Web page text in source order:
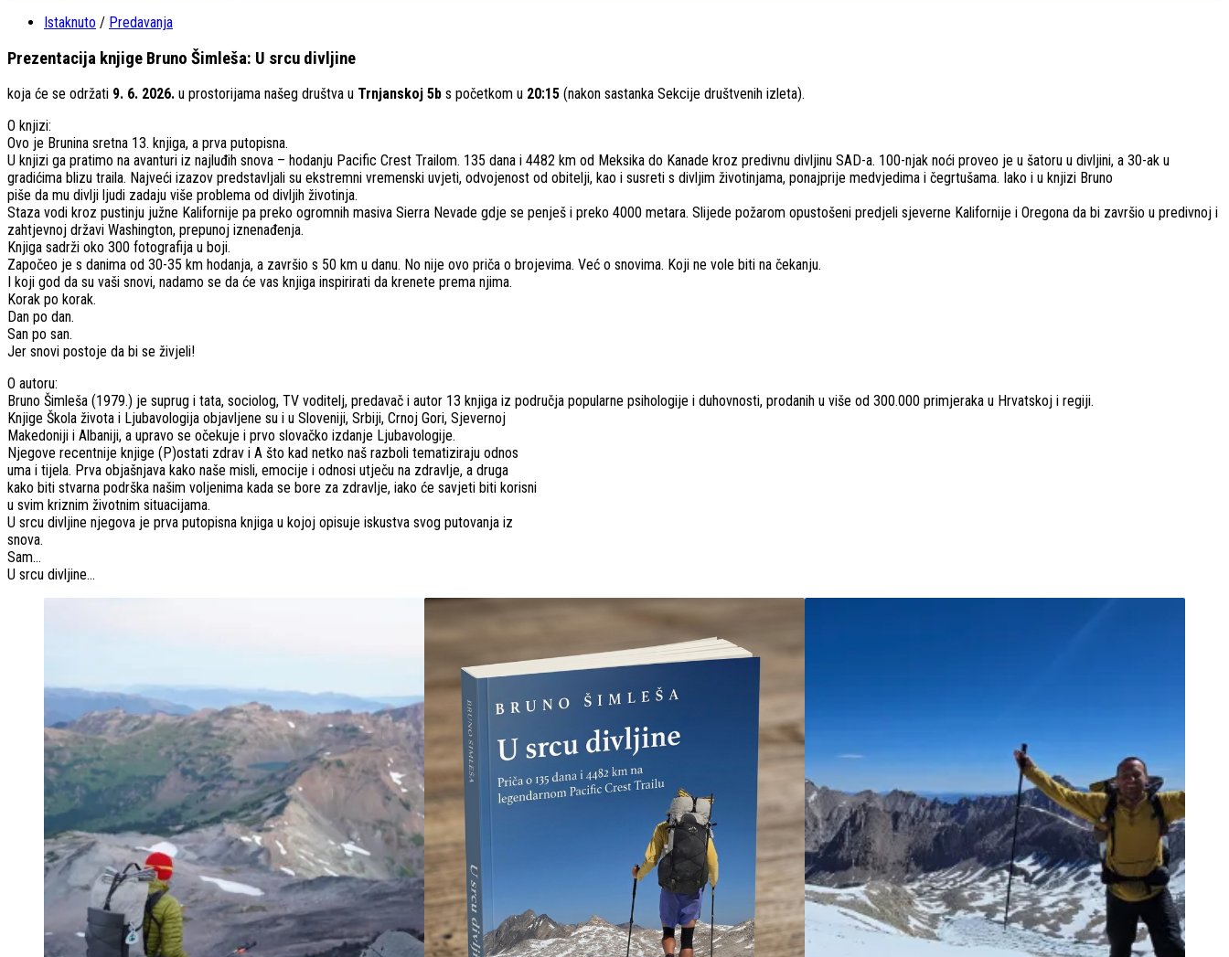
Istaknuto / Predavanja
Prezentacija knjige Bruno Šimleša: U srcu divljine
koja će se održati 9. 6. 2026. u prostorijama našeg društva u Trnjanskoj 5b s početkom u 20:15 (nakon sastanka Sekcije društvenih izleta).
O knjizi:
Ovo je Brunina sretna 13. knjiga, a prva putopisna.
U knjizi ga pratimo na avanturi iz najluđih snova – hodanju Pacific Crest Trailom. 135 dana i 4482 km od Meksika do Kanade kroz predivnu divljinu SAD-a. 100-njak noći proveo je u šatoru u divljini, a 30-ak u
gradićima blizu traila. Najveći izazov predstavljali su ekstremni vremenski uvjeti, odvojenost od obitelji, kao i susreti s divljim životinjama, ponajprije medvjedima i čegrtušama. Iako i u knjizi Bruno
piše da mu divlji ljudi zadaju više problema od divljih životinja.
Staza vodi kroz pustinju južne Kalifornije pa preko ogromnih masiva Sierra Nevade gdje se penješ i preko 4000 metara. Slijede požarom opustošeni predjeli sjeverne Kalifornije i Oregona da bi završio u predivnoj i
zahtjevnoj državi Washington, prepunoj iznenađenja.
Knjiga sadrži oko 300 fotografija u boji.
Započeo je s danima od 30-35 km hodanja, a završio s 50 km u danu. No nije ovo priča o brojevima. Već o snovima. Koji ne vole biti na čekanju.
I koji god da su vaši snovi, nadamo se da će vas knjiga inspirirati da krenete prema njima.
Korak po korak.
Dan po dan.
San po san.
Jer snovi postoje da bi se živjeli!
O autoru:
Bruno Šimleša (1979.) je suprug i tata, sociolog, TV voditelj, predavač i autor 13 knjiga iz područja popularne psihologije i duhovnosti, prodanih u više od 300.000 primjeraka u Hrvatskoj i regiji.
Knjige Škola života i Ljubavologija objavljene su i u Sloveniji, Srbiji, Crnoj Gori, Sjevernoj
Makedoniji i Albaniji, a upravo se očekuje i prvo slovačko izdanje Ljubavologije.
Njegove recentnije knjige (P)ostati zdrav i A što kad netko naš razboli tematiziraju odnos
uma i tijela. Prva objašnjava kako naše misli, emocije i odnosi utječu na zdravlje, a druga
kako biti stvarna podrška našim voljenima kada se bore za zdravlje, iako će savjeti biti korisni
u svim kriznim životnim situacijama.
U srcu divljine njegova je prva putopisna knjiga u kojoj opisuje iskustva svog putovanja iz
snova.
Sam…
U srcu divljine…